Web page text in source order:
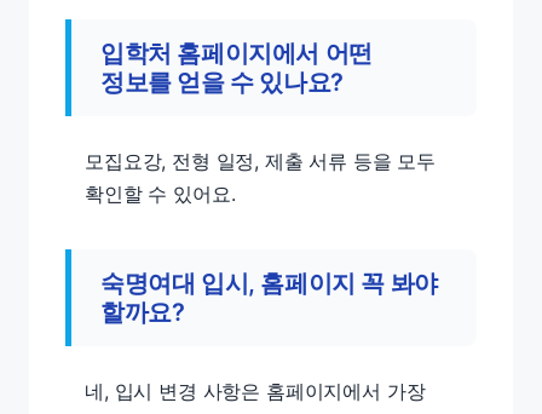
입학처 홈페이지에서 어떤
정보를 얻을 수 있나요?
모집요강, 전형 일정, 제출 서류 등을 모두
확인할 수 있어요.
숙명여대 입시, 홈페이지 꼭 봐야
할까요?
네, 입시 변경 사항은 홈페이지에서 가장